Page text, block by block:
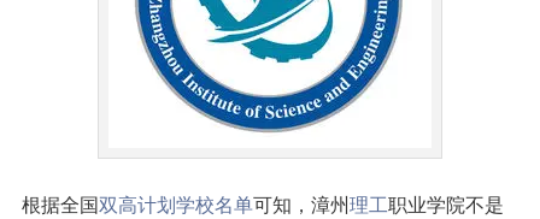
根据全国双高计划学校名单可知，漳州理工职业学院不是